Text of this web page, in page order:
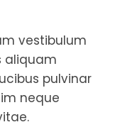
vestibulum
aliquam
pulvinar
neque